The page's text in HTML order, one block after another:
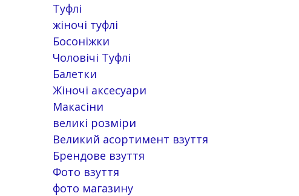
Туфлі
жіночі туфлі
Босоніжки
Чоловічі Туфлі
Балетки
Жіночі аксесуари
Макасіни
великі розміри
Великий асортимент взуття
Брендове взуття
Фото взуття
фото магазину